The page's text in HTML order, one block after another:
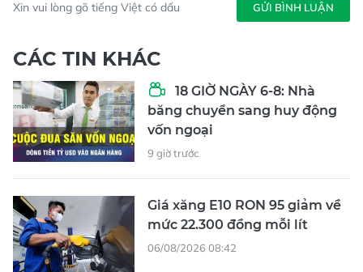
Xin vui lòng gõ tiếng Việt có dấu GỬI BÌNH LUẬN
CÁC TIN KHÁC
18 GIỜ NGÀY 6-8: Nhà
băng chuyển sang huy động
vốn ngoại
9 giờ trước
Giá xăng E10 RON 95 giảm về
mức 22.300 đồng mỗi lít
06/08/2026 08:42